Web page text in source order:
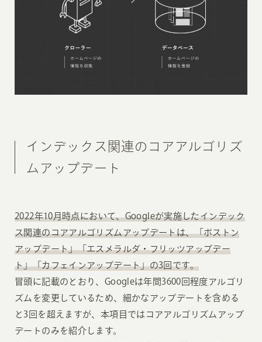
インデックス関連のコアアルゴリズ
ムアップデート
2022年10月時点において、Googleが実施したインデック
ス関連のコアアルゴリズムアップデートは、「ボストン
アップデート」「エスメラルダ・フリッツアップデー
ト」「カフェインアップデート」の3回です。
冒頭に記載のとおり、Googleは年間3600回程度アルゴリ
ズムを変更しているため、細かなアップデートを含める
と3回を超えますが、本項目ではコアアルゴリズムアップ
デートのみを紹介します。